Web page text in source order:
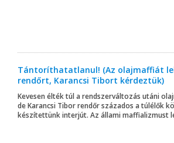
Tántoríthatatlanul! (Az olajmaffiát
rendőrt, Karancsi Tibort kérdeztük)
Kevesen élték túl a rendszerváltozás utáni
de Karancsi Tibor rendőr százados a túlélők
készítettünk interjút. Az állami maffializmust